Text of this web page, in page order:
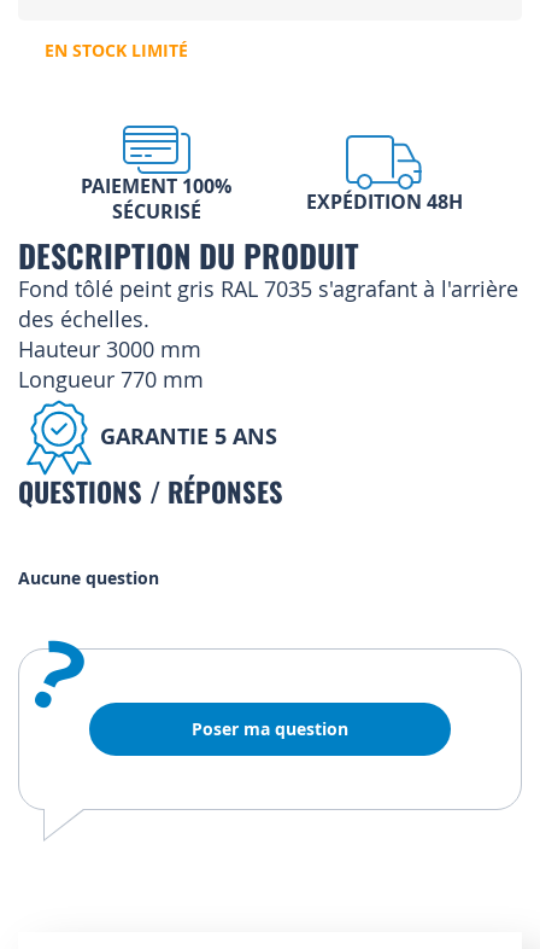
EN STOCK LIMITÉ
PAIEMENT 100%
SÉCURISÉ
EXPÉDITION 48H
DESCRIPTION DU PRODUIT
Fond tôlé peint gris RAL 7035 s'agrafant à l'arrière
des échelles.
Hauteur 3000 mm
Longueur 770 mm
GARANTIE 5 ANS
QUESTIONS / RÉPONSES
Aucune question
? Poser ma question